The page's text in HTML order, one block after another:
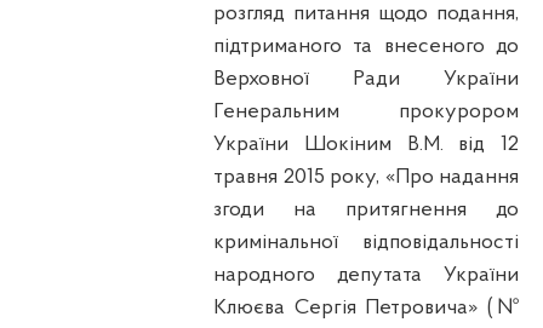
розгляд питання щодо подання,
підтриманого та внесеного до
Верховної Ради України
Генеральним прокурором
України
Шокіним В.М. від 12
травня 2015 року, «Про надання
згоди на притягнення до
кримінальної відповідальності
народного депутата України
Клюєва Сергія Петровича» (№